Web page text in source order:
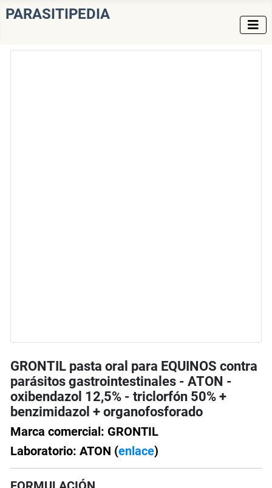
PARASITIPEDIA
GRONTIL pasta oral para EQUINOS contra
parásitos gastrointestinales - ATON -
oxibendazol 12,5% - triclorfón 50% +
benzimidazol + organofosforado
Marca comercial: GRONTIL
Laboratorio: ATON (enlace)